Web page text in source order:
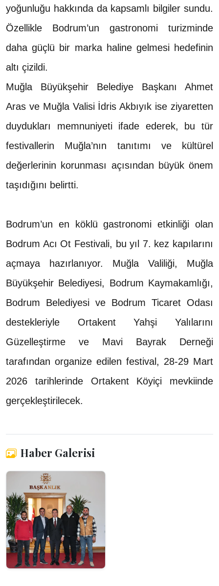
yoğunluğu hakkında da kapsamlı bilgiler sundu.
Özellikle Bodrum’un gastronomi turizminde
daha güçlü bir marka haline gelmesi hedefinin
altı çizildi.
Muğla Büyükşehir Belediye Başkanı Ahmet
Aras ve Muğla Valisi İdris Akbıyık ise ziyaretten
duydukları memnuniyeti ifade ederek, bu tür
festivallerin Muğla’nın tanıtımı ve kültürel
değerlerinin korunması açısından büyük önem
taşıdığını belirtti.
Bodrum’un en köklü gastronomi etkinliği olan
Bodrum Acı Ot Festivali, bu yıl 7. kez kapılarını
açmaya hazırlanıyor. Muğla Valiliği, Muğla
Büyükşehir Belediyesi, Bodrum Kaymakamlığı,
Bodrum Belediyesi ve Bodrum Ticaret Odası
destekleriyle Ortakent Yahşi Yalılarını
Güzelleştirme ve Mavi Bayrak Derneği
tarafından organize edilen festival, 28-29 Mart
2026 tarihlerinde Ortakent Köyiçi mevkiinde
gerçekleştirilecek.
Haber Galerisi